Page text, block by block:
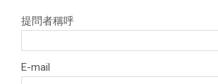
提問者稱呼
E-mail